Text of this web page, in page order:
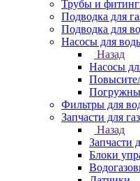
Трубы и
Подводка для
Подводка для
Насосы для
Назад
Насосы
Фильтры для
Запчасти для
Назад
Запчасти
Блоки